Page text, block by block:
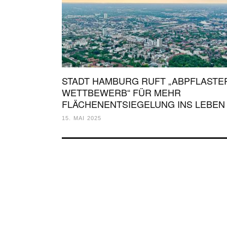
STADT HAMBURG RUFT
WETTBEWERB“ FÜR MEHR
FLÄCHENENTSIEGELUNG INS LEBEN
15. MAI 2025